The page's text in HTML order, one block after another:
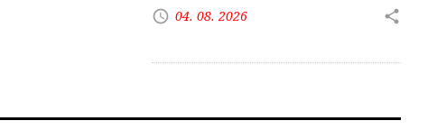
04. 08. 2026